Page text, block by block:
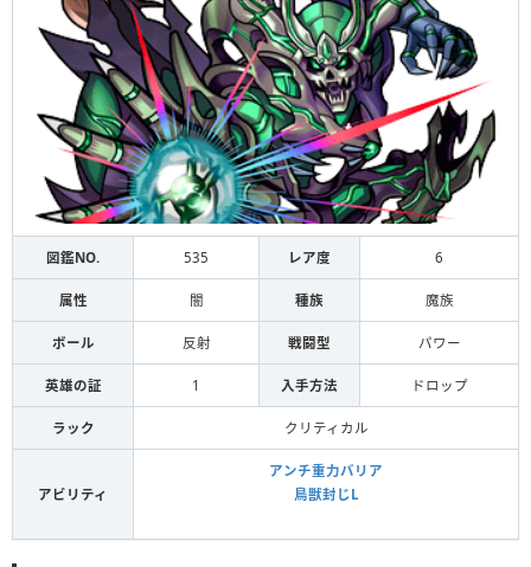
図鑑NO. 535 レア度 6
属性 闇 種族 魔族
ボール 反射 戦闘型 パワー
英雄の証 1 入手方法 ドロップ
ラック クリティカル
アビリティ
アンチ重力バリア
鳥獣封じL